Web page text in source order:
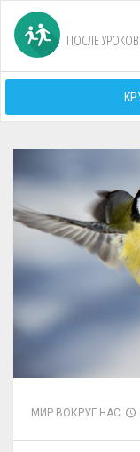
ПОСЛЕ УРОКОВ
МИР ВОКРУГ НАС